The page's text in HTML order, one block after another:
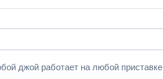
джой работает на любой приставке